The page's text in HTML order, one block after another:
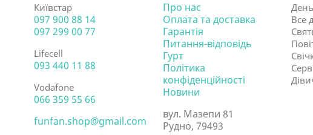
Київстар
097 900 88 14
097 299 00 77
Lifecell
093 440 11 88
Vodafone
066 359 55 66
funfan.shop@gmail.com
Про нас
Оплата та доставка
Гарантія
Питання-відповідь
Гурт
Політика
конфіденційності
Новини
вул. Мазепи 81
Рудно, 79493
Все